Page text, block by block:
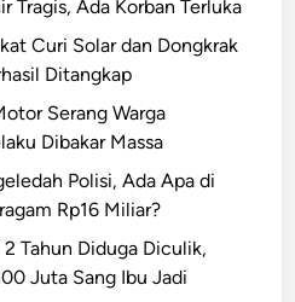
Tragis, Ada Korban Terluka
Curi Solar dan Dongkrak
Ditangkap
Serang Warga
Dibakar Massa
Polisi, Ada Apa di
Rp16 Miliar?
Tahun Diduga Diculik,
Juta Sang Ibu Jadi